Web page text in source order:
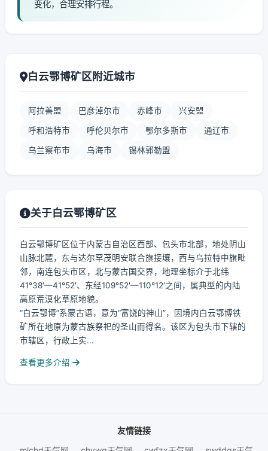
变化，合理安排行程。
白云鄂博矿区附近城市
阿拉善盟 巴彦淖尔市 赤峰市 兴安盟
呼和浩特市 呼伦贝尔市 鄂尔多斯市 通辽市
乌兰察布市 乌海市 锡林郭勒盟
关于白云鄂博矿区
白云鄂博矿区位于内蒙古自治区西部、包头市北部，地处阴山
山脉北麓，东与达尔罕茂明安联合旗接壤，西与乌拉特中旗毗
邻，南连包头市区，北与蒙古国交界，地理坐标介于北纬
41°38′—41°52′、东经109°52′—110°12′之间，属典型的内陆
高原荒漠化草原地貌。
“白云鄂博”系蒙古语，意为“富饶的神山”，因境内白云鄂博铁
矿所在地原为蒙古族祭祀的圣山而得名。该区为包头市下辖的
市辖区，行政上实...
查看更多介绍
友情链接